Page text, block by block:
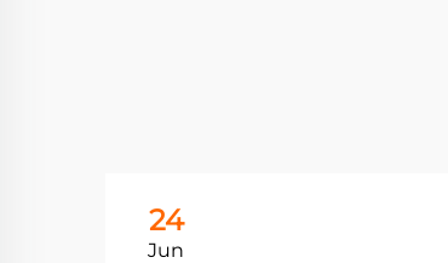
24
Jun